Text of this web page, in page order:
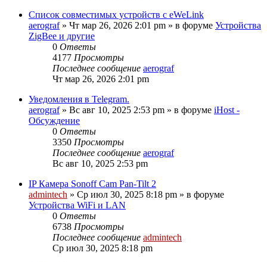
Список совместимых устройств с eWeLink
aerograf» Чт мар 26, 2026 2:01 pm » в форуме Устройства
ZigBee и другие
0 Ответы
4177 Просмотры
Последнее сообщение aerograf
Чт мар 26, 2026 2:01 pm
Уведомления в Telegram.
aerograf» Вс авг 10, 2025 2:53 pm » в форуме iHost -
Обсуждение
0 Ответы
3350 Просмотры
Последнее сообщение aerograf
Вс авг 10, 2025 2:53 pm
IP Камера Sonoff Cam Pan-Tilt 2
admintech » Ср июл 30, 2025 8:18 pm » в форуме
Устройства WiFi и LAN
0 Ответы
6738 Просмотры
Последнее сообщение admintech
Ср июл 30, 2025 8:18 pm